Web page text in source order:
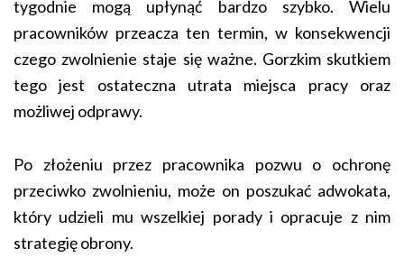
tygodnie mogą upłynąć bardzo szybko. Wielu
pracowników przeacza ten termin, w konsekwencji
czego zwolnienie staje się ważne. Gorzkim skutkiem
tego jest ostateczna utrata miejsca pracy oraz
możliwej odprawy.
Po złożeniu przez pracownika pozwu o ochronę
przeciwko zwolnieniu, może on poszukać adwokata,
który udzieli mu wszelkiej porady i opracuje z nim
strategię obrony.